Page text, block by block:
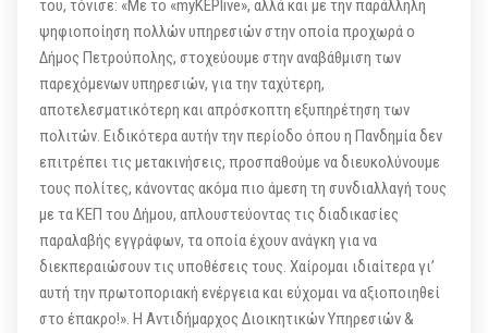
του, τόνισε: «Με το «myKEPlive», αλλά και με την παράλληλη
ψηφιοποίηση πολλών υπηρεσιών στην οποία προχωρά ο
Δήμος Πετρούπολης, στοχεύουμε στην αναβάθμιση των
παρεχόμενων υπηρεσιών, για την ταχύτερη,
αποτελεσματικότερη και απρόσκοπτη εξυπηρέτηση των
πολιτών. Ειδικότερα αυτήν την περίοδο όπου η Πανδημία δεν
επιτρέπει τις μετακινήσεις, προσπαθούμε να διευκολύνουμε
τους πολίτες, κάνοντας ακόμα πιο άμεση τη συνδιαλλαγή τους
με τα ΚΕΠ του Δήμου, απλουστεύοντας τις διαδικασίες
παραλαβής εγγράφων, τα οποία έχουν ανάγκη για να
διεκπεραιώσουν τις υποθέσεις τους. Χαίρομαι ιδιαίτερα γι’
αυτή την πρωτοποριακή ενέργεια και εύχομαι να αξιοποιηθεί
στο έπακρο!». Η Αντιδήμαρχος Διοικητικών Υπηρεσιών &